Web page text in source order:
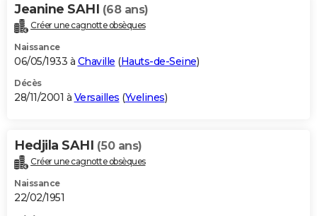
Jeanine SAHI (68 ans)
Créer une cagnotte obsèques
Naissance
06/05/1933 à Chaville (Hauts-de-Seine)
Décès
28/11/2001 à Versailles (Yvelines)
Hedjila SAHI (50 ans)
Créer une cagnotte obsèques
Naissance
22/02/1951